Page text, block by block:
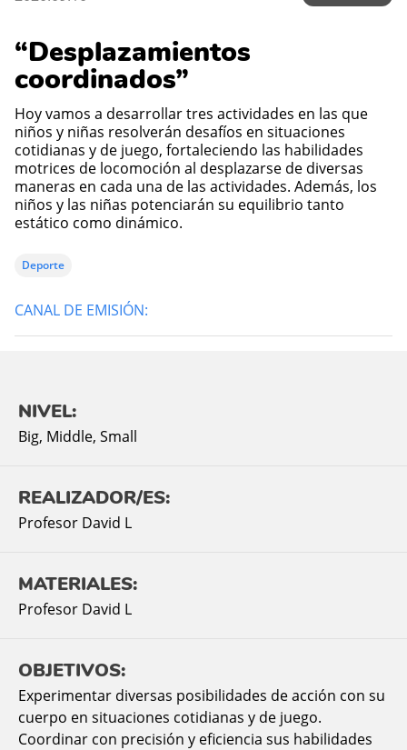
“Desplazamientos
coordinados”
Hoy vamos a desarrollar tres actividades en las que
niños y niñas resolverán desafíos en situaciones
cotidianas y de juego, fortaleciendo las habilidades
motrices de locomoción al desplazarse de diversas
maneras en cada una de las actividades. Además, los
niños y las niñas potenciarán su equilibrio tanto
estático como dinámico.
Deporte
CANAL DE EMISIÓN:
NIVEL:
Big, Middle, Small
REALIZADOR/ES:
Profesor David L
MATERIALES:
Profesor David L
OBJETIVOS:
Experimentar diversas posibilidades de acción con su
cuerpo en situaciones cotidianas y de juego.
Coordinar con precisión y eficiencia sus habilidades